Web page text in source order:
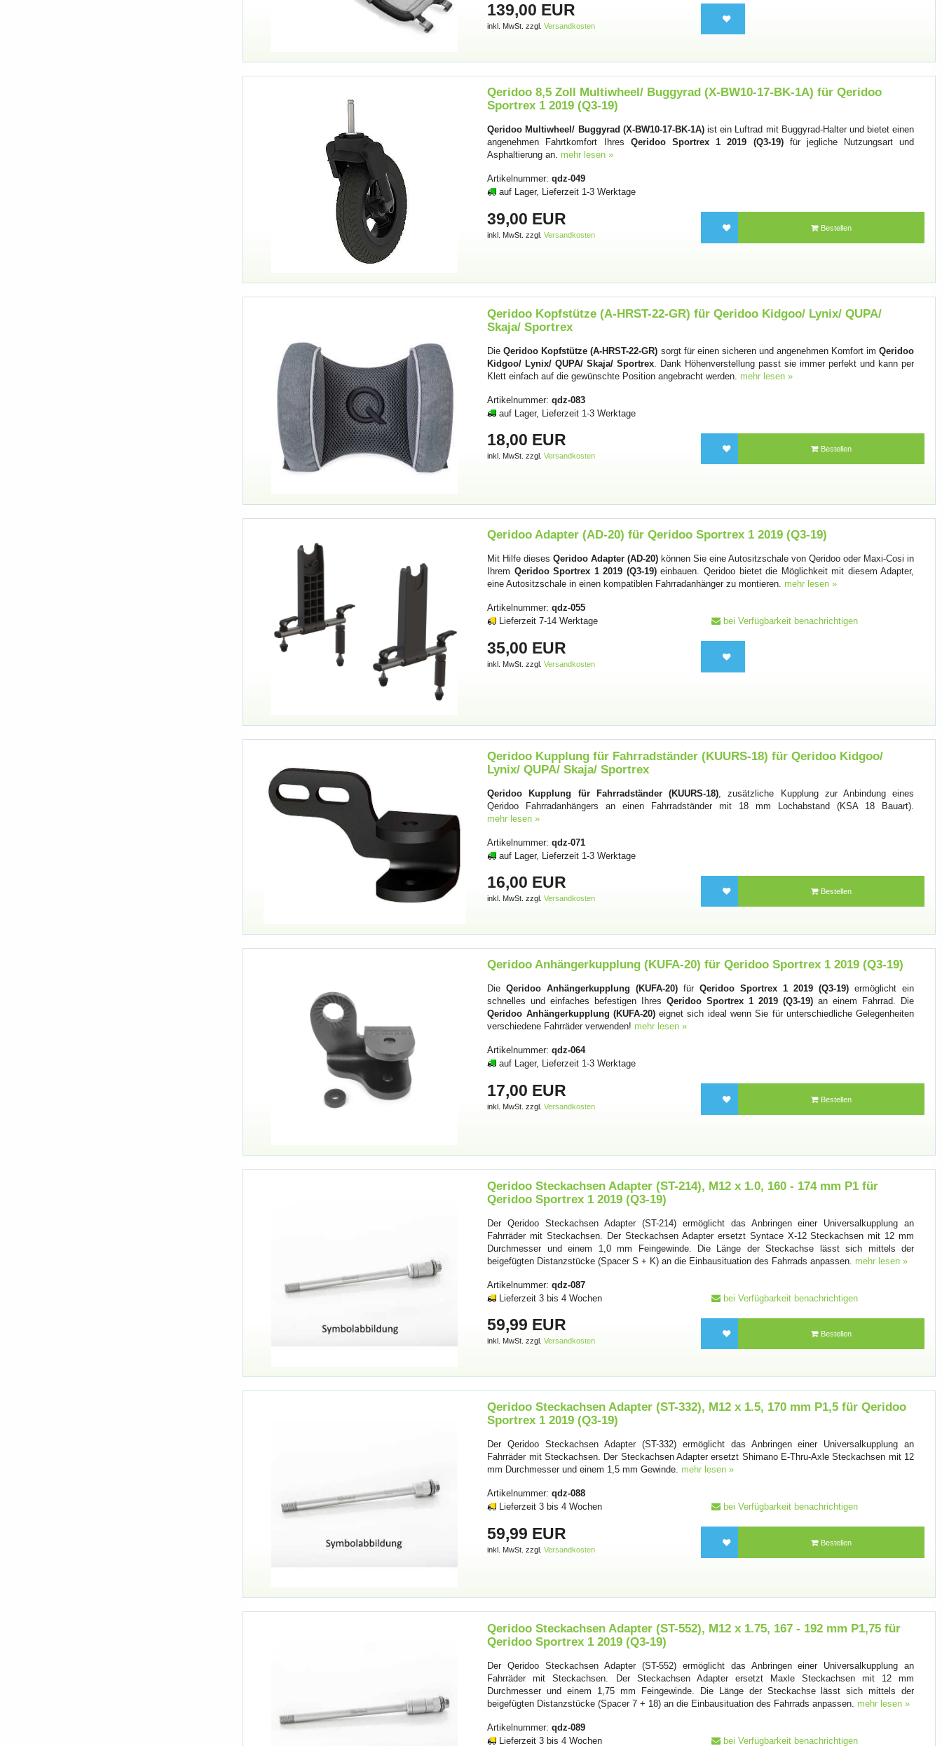
139,00 EUR
inkl. MwSt. zzgl.Versandkosten
Qeridoo 8,5 Zoll Multiwheel/ Buggyrad (X-BW10-17-BK-1A) für Qeridoo
Sportrex 1 2019 (Q3-19)
Qeridoo Multiwheel/ Buggyrad (X-BW10-17-BK-1A)ist ein Luftrad mit Buggyrad-Halter und bietet einen
angenehmen Fahrtkomfort Ihres Qeridoo Sportrex 1 2019 (Q3-19)für jegliche Nutzungsart und
Asphaltierung an. mehr lesen »
Artikelnummer:qdz-049
auf Lager, Lieferzeit 1-3 Werktage
39,00 EUR
inkl. MwSt. zzgl.Versandkosten
Bestellen
Qeridoo Kopfstütze (A-HRST-22-GR) für Qeridoo Kidgoo/ Lynix/ QUPA/
Skaja/ Sportrex
DieQeridoo Kopfstütze (A-HRST-22-GR) sorgt für einen sicheren und angenehmen Komfort imQeridoo
Kidgoo/ Lynix/ QUPA/ Skaja/ Sportrex . Dank Höhenverstellung passt sie immer perfekt und kann per
Klett einfach auf die gewünschte Position angebracht werden. mehr lesen »
Artikelnummer:qdz-083
auf Lager, Lieferzeit 1-3 Werktage
18,00 EUR
inkl. MwSt. zzgl.Versandkosten
Bestellen
Qeridoo Adapter (AD-20) für Qeridoo Sportrex 1 2019 (Q3-19)
Mit Hilfe diesesQeridoo Adapter (AD-20) können Sie eine Autositzschale von Qeridoo oder Maxi-Cosi in
Ihrem Qeridoo Sportrex 1 2019 (Q3-19)einbauen. Qeridoo bietet die Möglichkeit mit diesem Adapter,
eine Autositzschale in einen kompatiblen Fahrradanhänger zu montieren. mehr lesen »
Artikelnummer:qdz-055
Lieferzeit 7-14 Werktage
bei Verfügbarkeit benachrichtigen
35,00 EUR
inkl. MwSt. zzgl.Versandkosten
Qeridoo Kupplung für Fahrradständer (KUURS-18) für Qeridoo Kidgoo/
Lynix/ QUPA/ Skaja/ Sportrex
Qeridoo Kupplung für Fahrradständer (KUURS-18) , zusätzliche Kupplung zur Anbindung eines
Qeridoo Fahrradanhängers an einen Fahrradständer mit 18 mm Lochabstand (KSA 18 Bauart).
mehr lesen »
Artikelnummer:qdz-071
auf Lager, Lieferzeit 1-3 Werktage
16,00 EUR
inkl. MwSt. zzgl.Versandkosten
Bestellen
Qeridoo Anhängerkupplung (KUFA-20) für Qeridoo Sportrex 1 2019 (Q3-19)
DieQeridoo Anhängerkupplung (KUFA-20) fürQeridoo Sportrex 1 2019 (Q3-19) ermöglicht ein
schnelles und einfaches befestigen IhresQeridoo Sportrex 1 2019 (Q3-19) an einem Fahrrad. Die
Qeridoo Anhängerkupplung (KUFA-20)eignet sich ideal wenn Sie für unterschiedliche Gelegenheiten
verschiedene Fahrräder verwenden! mehr lesen »
Artikelnummer:qdz-064
auf Lager, Lieferzeit 1-3 Werktage
17,00 EUR
inkl. MwSt. zzgl.Versandkosten
Bestellen
Qeridoo Steckachsen Adapter (ST-214), M12 x 1.0, 160 - 174 mm P1 für
Qeridoo Sportrex 1 2019 (Q3-19)
Der Qeridoo Steckachsen Adapter (ST-214) ermöglicht das Anbringen einer Universalkupplung an
Fahrräder mit Steckachsen. Der Steckachsen Adapter ersetzt Syntace X-12 Steckachsen mit 12 mm
Durchmesser und einem 1,0 mm Feingewinde. Die Länge der Steckachse lässt sich mittels der
beigefügten Distanzstücke (Spacer S + K) an die Einbausituation des Fahrrads anpassen. mehr lesen »
Artikelnummer:qdz-087
Lieferzeit 3 bis 4 Wochen
bei Verfügbarkeit benachrichtigen
59,99 EUR
inkl. MwSt. zzgl.Versandkosten
Bestellen
Qeridoo Steckachsen Adapter (ST-332), M12 x 1.5, 170 mm P1,5 für Qeridoo
Sportrex 1 2019 (Q3-19)
Der Qeridoo Steckachsen Adapter (ST-332) ermöglicht das Anbringen einer Universalkupplung an
Fahrräder mit Steckachsen. Der Steckachsen Adapter ersetzt Shimano E-Thru-Axle Steckachsen mit 12
mm Durchmesser und einem 1,5 mm Gewinde. mehr lesen »
Artikelnummer:qdz-088
Lieferzeit 3 bis 4 Wochen
bei Verfügbarkeit benachrichtigen
59,99 EUR
inkl. MwSt. zzgl.Versandkosten
Bestellen
Qeridoo Steckachsen Adapter (ST-552), M12 x 1.75, 167 - 192 mm P1,75 für
Qeridoo Sportrex 1 2019 (Q3-19)
Der Qeridoo Steckachsen Adapter (ST-552) ermöglicht das Anbringen einer Universalkupplung an
Fahrräder mit Steckachsen. Der Steckachsen Adapter ersetzt Maxle Steckachsen mit 12 mm
Durchmesser und einem 1,75 mm Feingewinde. Die Länge der Steckachse lässt sich mittels der
beigefügten Distanzstücke (Spacer 7 + 18) an die Einbausituation des Fahrrads anpassen. mehr lesen »
Artikelnummer:qdz-089
Lieferzeit 3 bis 4 Wochen
bei Verfügbarkeit benachrichtigen